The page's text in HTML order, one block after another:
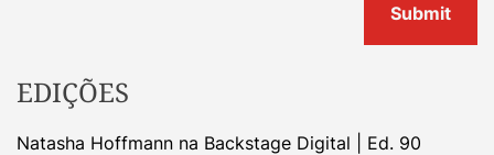
EDIÇÕES
Natasha Hoffmann na Backstage Digital | Ed. 90